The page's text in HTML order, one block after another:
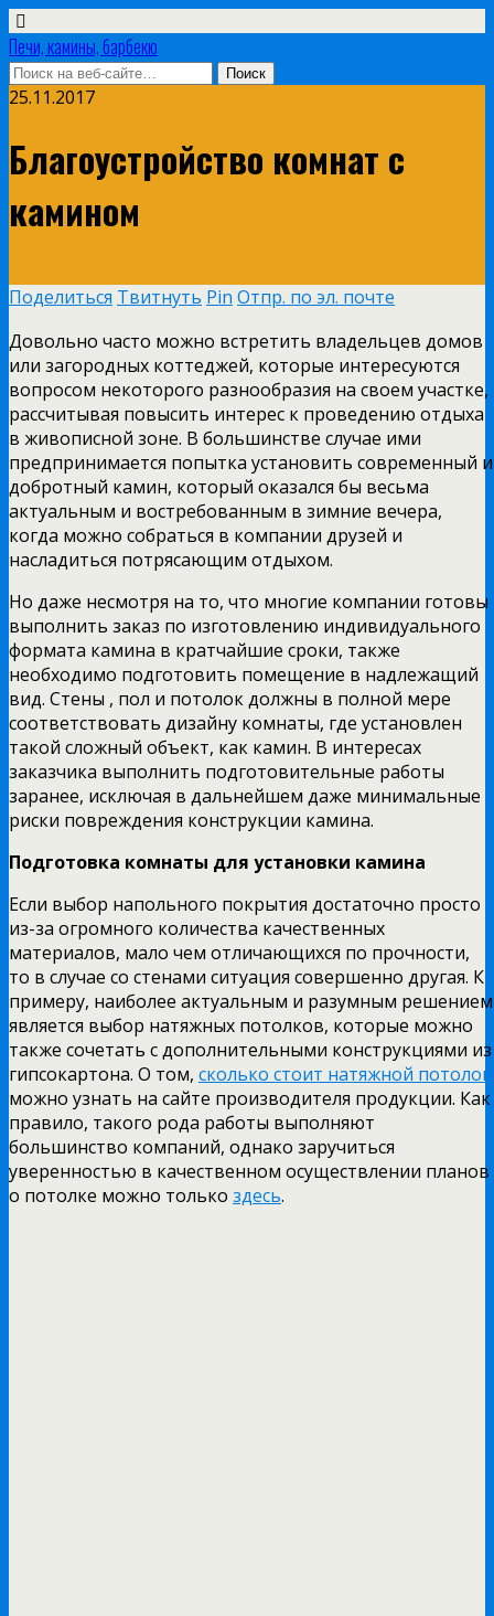
Печи, камины, барбекю
25.11.2017
Благоустройство комнат с
камином
Поделиться Твитнуть Pin Отпр. по эл. почте
Довольно часто можно встретить владельцев домов
или загородных коттеджей, которые интересуются
вопросом некоторого разнообразия на своем участке,
рассчитывая повысить интерес к проведению отдыха
в живописной зоне. В большинстве случае ими
предпринимается попытка установить современный и
добротный камин, который оказался бы весьма
актуальным и востребованным в зимние вечера,
когда можно собраться в компании друзей и
насладиться потрясающим отдыхом.
Но даже несмотря на то, что многие компании готовы
выполнить заказ по изготовлению индивидуального
формата камина в кратчайшие сроки, также
необходимо подготовить помещение в надлежащий
вид. Стены , пол и потолок должны в полной мере
соответствовать дизайну комнаты, где установлен
такой сложный объект, как камин. В интересах
заказчика выполнить подготовительные работы
заранее, исключая в дальнейшем даже минимальные
риски повреждения конструкции камина.
Подготовка комнаты для установки камина
Если выбор напольного покрытия достаточно просто
из-за огромного количества качественных
материалов, мало чем отличающихся по прочности,
то в случае со стенами ситуация совершенно другая. К
примеру, наиболее актуальным и разумным решением
является выбор натяжных потолков, которые можно
также сочетать с дополнительными конструкциями из
гипсокартона. О том, сколько стоит натяжной потолок
можно узнать на сайте производителя продукции. Как
правило, такого рода работы выполняют
большинство компаний, однако заручиться
уверенностью в качественном осуществлении планов
о потолке можно только здесь.